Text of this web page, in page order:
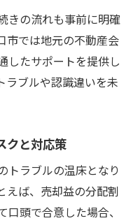
きの流れも事前に明確
市では地元の不動産会
したサポートを提供し
ラブルや認識違いを未
クと対応策
トラブルの温床となり
えば、売却益の分配割
頭で合意した場合、